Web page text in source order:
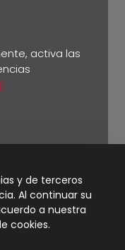
activa las
y de terceros
Al continuar su
a nuestra
cookies.